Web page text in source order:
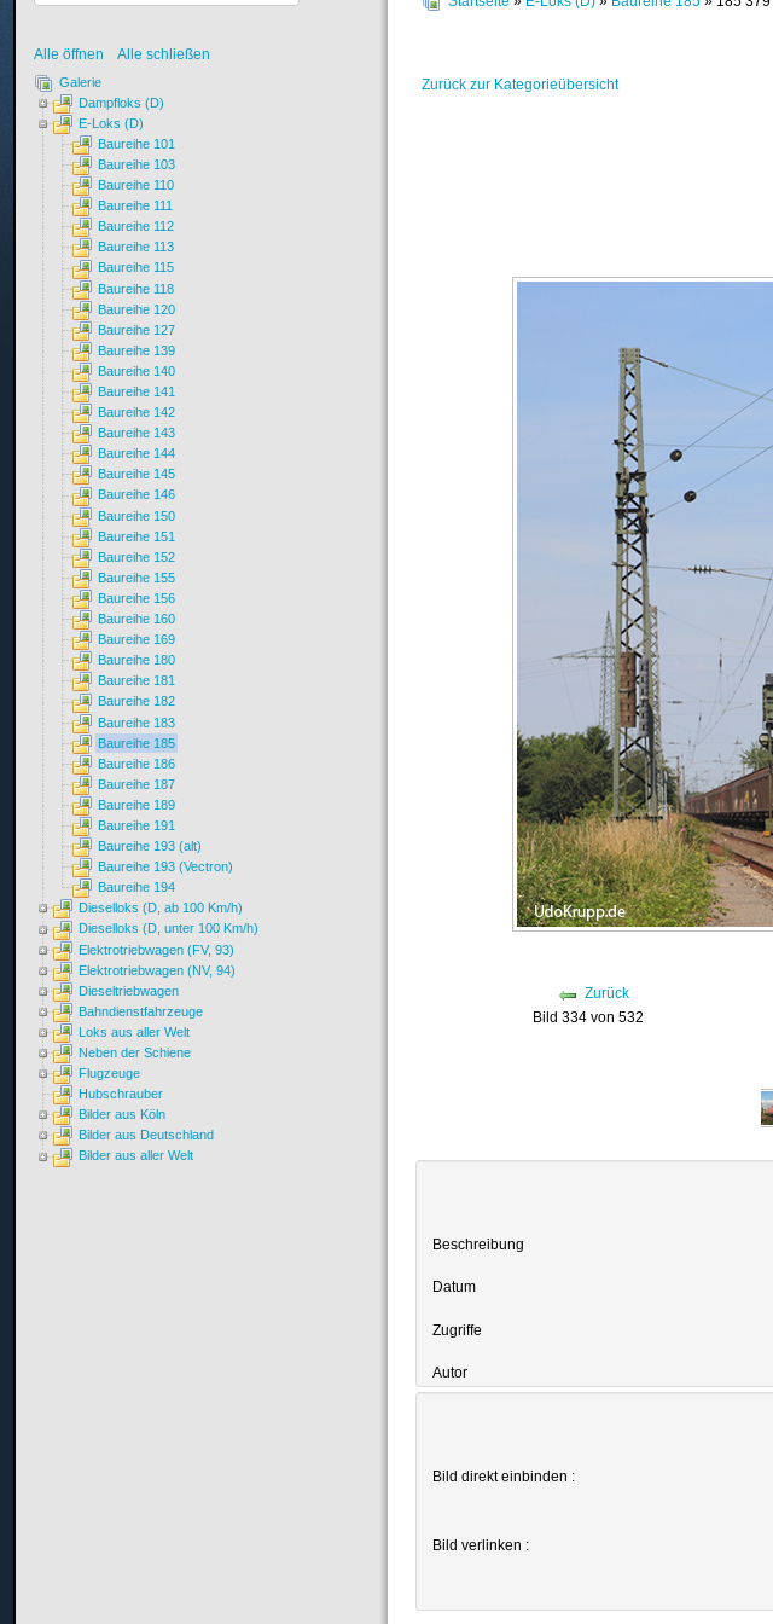
Zurück zur Kategorieübersicht
Zurück
Bild 334 von 532
Beschreibung
Datum
Zugriffe
Autor
Bild direkt einbinden :
Bild verlinken :
Alle öffnen Alle schließen
Galerie
Dampfloks (D)
E-Loks (D)
Baureihe 101
Baureihe 103
Baureihe 110
Baureihe 111
Baureihe 112
Baureihe 113
Baureihe 115
Baureihe 118
Baureihe 120
Baureihe 127
Baureihe 139
Baureihe 140
Baureihe 141
Baureihe 142
Baureihe 143
Baureihe 144
Baureihe 145
Baureihe 146
Baureihe 150
Baureihe 151
Baureihe 152
Baureihe 155
Baureihe 156
Baureihe 160
Baureihe 169
Baureihe 180
Baureihe 181
Baureihe 182
Baureihe 183
Baureihe 185
Baureihe 186
Baureihe 187
Baureihe 189
Baureihe 191
Baureihe 193 (alt)
Baureihe 193 (Vectron)
Baureihe 194
Dieselloks (D, ab 100 Km/h)
Dieselloks (D, unter 100 Km/h)
Elektrotriebwagen (FV, 93)
Elektrotriebwagen (NV, 94)
Dieseltriebwagen
Bahndienstfahrzeuge
Loks aus aller Welt
Neben der Schiene
Flugzeuge
Hubschrauber
Bilder aus Köln
Bilder aus Deutschland
Bilder aus aller Welt